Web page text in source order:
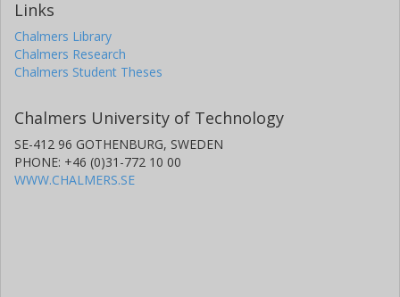
Links
Chalmers Library
Chalmers Research
Chalmers Student Theses
Chalmers University of Technology
SE-412 96 GOTHENBURG, SWEDEN
PHONE: +46 (0)31-772 10 00
WWW.CHALMERS.SE